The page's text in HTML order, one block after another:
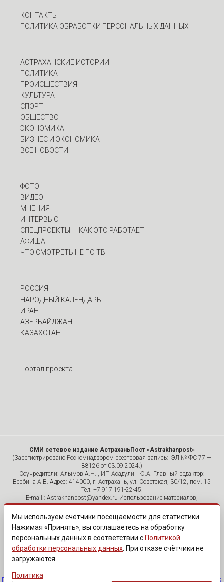
КОНТАКТЫ
ПОЛИТИКА ОБРАБОТКИ ПЕРСОНАЛЬНЫХ ДАННЫХ
АСТРАХАНСКИЕ ИСТОРИИ
ПОЛИТИКА
ПРОИСШЕСТВИЯ
КУЛЬТУРА
СПОРТ
ОБЩЕСТВО
ЭКОНОМИКА
БИЗНЕС И ЭКОНОМИКА
ВСЕ НОВОСТИ
ФОТО
ВИДЕО
МНЕНИЯ
ИНТЕРВЬЮ
CПЕЦПРОЕКТЫ — КАК ЭТО РАБОТАЕТ
АФИША
ЧТО СМОТРЕТЬ НЕ ПО ТВ
РОССИЯ
НАРОДНЫЙ КАЛЕНДАРЬ
ИРАН
АЗЕРБАЙДЖАН
КАЗАХСТАН
Портал проекта
СМИ сетевое издание АстраханьПост «Astrakhanpost»
(Зарегистрировано Роскомнадзором реестровая запись: ЭЛ № ФС 77 —
88126 от 03.09.2024.)
Соучредители: Алымов А.Н. , ИП Асадулин Ю.А. Главный редактор:
Вербина А.В. Адрес: 414000, г. Астрахань, ул. Советская, 30/12, пом. 15
Тел. +7 917 191-22-45.
E-mail.: Astrakhanpost@yandex.ru Использование материалов,
размещенных на страницах сетевого издания «Astrakhanpost»,
допускается исключительно с указанием источника и публикацией
активной гиперссылки на портал Astrakhanpost.ru. Комментарии
читателей сайта размещаются без предварительного редактирования.
Редакция оставляет за собой право удалить их с сайта или
отредактировать, если указанные сообщения нарушают законы РФ.
«САЙТ ПРЕДНАЗНАЧЕН ДЛЯ АУДИТОРИИ 18+»
Политика обработки персональных данных·Изменить согласие на cookies
Мы используем счётчики посещаемости для статистики.
Нажимая «Принять», вы соглашаетесь на обработку
персональных данных в соответствии с Политикой
обработки персональных данных . При отказе счётчики не
загружаются.
Политика